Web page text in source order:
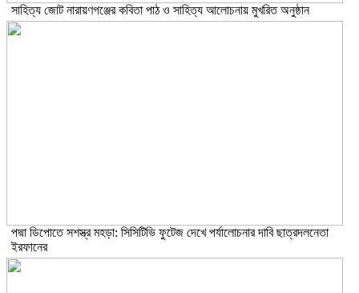
সাহিত্য জোট নারায়ণগঞ্জের কবিতা পাঠ ও সাহিত্য আলোচনায় মুখরিত অনুষ্ঠান
পদ্মা ডিপোতে সশস্ত্র মহড়া: সিসিটিভি ফুটেজ দেখে পর্যালোচনার দাবি ছাত্রদলনেতা
ইরফানের